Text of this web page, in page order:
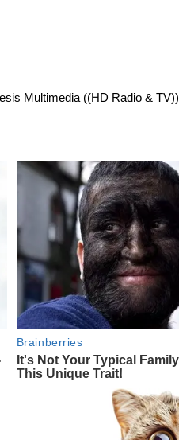
Multimedia ((HD Radio & TV))